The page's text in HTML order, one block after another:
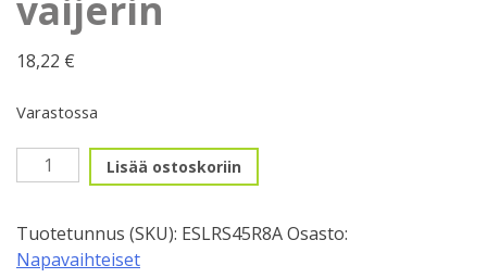
18,22 €
Varastossa
Kääntövaihdin,
Shimano
oikea
sis.
Lisää ostoskoriin
Tuotetunnus (SKU): ESLRS45R8AOsasto:
Napavaihteiset